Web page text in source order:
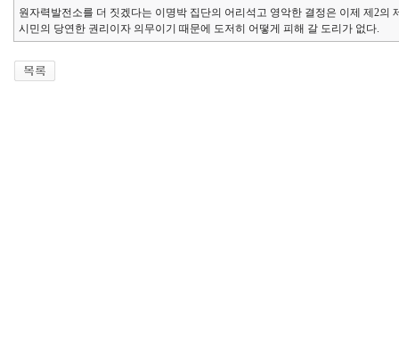
원자력발전소를 더 짓겠다는 이명박 집단의 어리석고 영악한 결정은 이제 제2
시민의 당연한 권리이자 의무이기 때문에 도저히 어떻게 피해 갈 도리가 없다.